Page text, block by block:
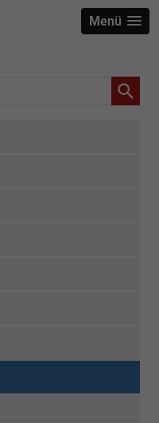
Menü